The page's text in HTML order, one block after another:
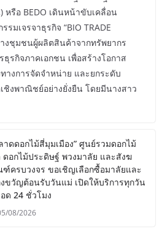
หรือ BEDO เดินหน้าขับเคลื่อน
รมเจรจาธุรกิจ “BIO TRADE
างชุมชนผู้ผลิตสินค้าจากทรัพยากร
รกิจภาคเอกชน เพื่อสร้างโอกาส
างการจัดจำหน่าย และยกระดับ
งพาณิชย์อย่างยั่งยืน โดยมีนางสาว
าดดอกไม้สี่มุมเมือง” ศูนย์รวมดอกไม้
ดอกไม้ประดิษฐ์ พวงมาลัย และสังฆ
ครบวงจร ขอเชิญเลือกซื้อมาลัยและ
ขวัญต้อนรับวันแม่ เปิดให้บริการทุกวัน
ด 24 ชั่วโมง
08/2026